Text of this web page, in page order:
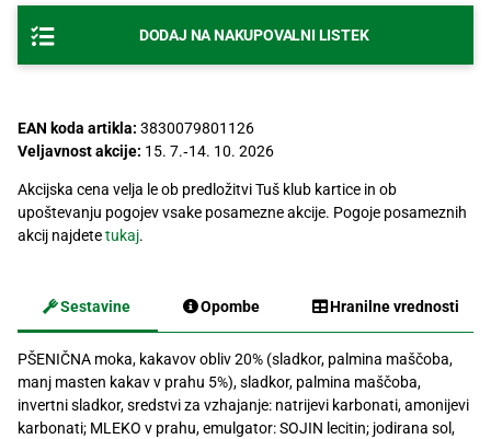
DODAJ NA NAKUPOVALNI LISTEK
EAN koda artikla: 3830079801126
Veljavnost akcije: 15. 7.‐14. 10. 2026
Akcijska cena velja le ob predložitvi Tuš klub kartice in ob
upoštevanju pogojev vsake posamezne akcije. Pogoje posameznih
akcij najdetetukaj.
Sestavine Opombe Hranilne vrednosti
PŠENIČNA moka, kakavov obliv 20% (sladkor, palmina maščoba,
manj masten kakav v prahu 5%), sladkor, palmina maščoba,
invertni sladkor, sredstvi za vzhajanje: natrijevi karbonati, amonijevi
karbonati; MLEKO v prahu, emulgator: SOJIN lecitin; jodirana sol,